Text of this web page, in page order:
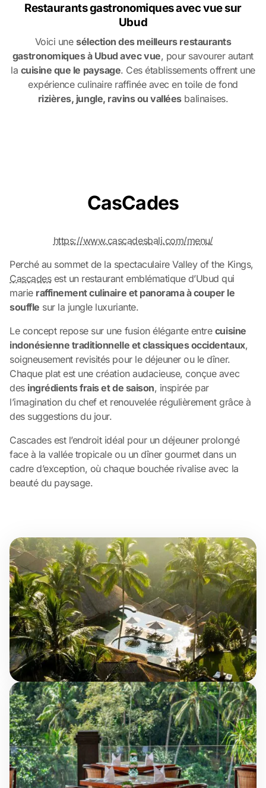
Restaurants gastronomiques avec vue sur
Ubud
Voici une sélection des meilleurs restaurants
gastronomiques à Ubud avec vue, pour savourer autant
la cuisine que le paysage. Ces établissements offrent une
expérience culinaire raffinée avec en toile de fond
rizières, jungle, ravins ou valléesbalinaises.
CasCades
https://www.cascadesbali.com/menu/
Perché au sommet de la spectaculaire Valley of the Kings,
Cascadesest un restaurant emblématique d’Ubud qui
marie raffinement culinaire et panorama à couper le
souffle sur la jungle luxuriante.
Le concept repose sur une fusion élégante entre cuisine
indonésienne traditionnelle et classiques occidentaux,
soigneusement revisités pour le déjeuner ou le dîner.
Chaque plat est une création audacieuse, conçue avec
des ingrédients frais et de saison, inspirée par
l’imagination du chef et renouvelée régulièrement grâce à
des suggestions du jour.
Cascades est l’endroit idéal pour un déjeuner prolongé
face à la vallée tropicale ou un dîner gourmet dans un
cadre d’exception, où chaque bouchée rivalise avec la
beauté du paysage.